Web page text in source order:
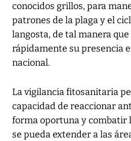
conocidos grillos, para
patrones de la plaga y el
langosta, de tal manera
rápidamente su presencia
nacional.
La vigilancia fitosanitaria
capacidad de reaccionar
forma oportuna y combatir
se pueda extender a las